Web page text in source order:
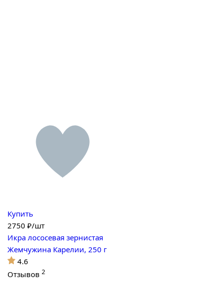
Купить
2750 ₽/шт
Икра лососевая зернистая
Жемчужина Карелии, 250 г
4.6
Отзывов 2